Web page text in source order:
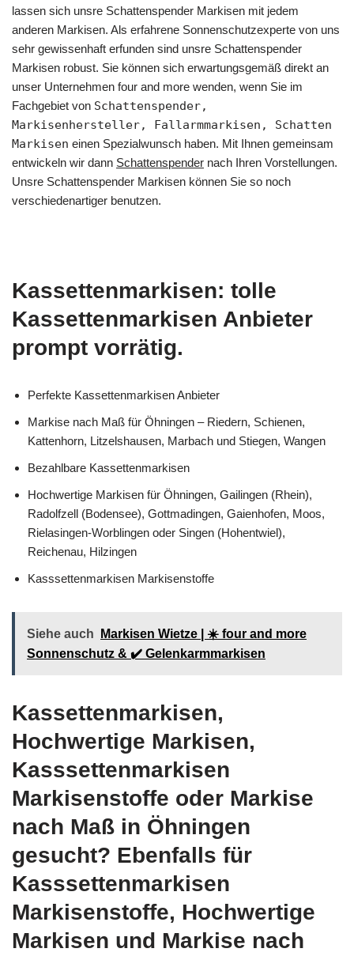
lassen sich unsre Schattenspender Markisen mit jedem
anderen Markisen. Als erfahrene Sonnenschutzexperte von uns
sehr gewissenhaft erfunden sind unsre Schattenspender
Markisen robust. Sie können sich erwartungsgemäß direkt an
unser Unternehmen four and more wenden, wenn Sie im
Fachgebiet von Schattenspender,
Markisenhersteller, Fallarmmarkisen, Schatten
Markisen einen Spezialwunsch haben. Mit Ihnen gemeinsam
entwickeln wir dann Schattenspender nach Ihren Vorstellungen.
Unsre Schattenspender Markisen können Sie so noch
verschiedenartiger benutzen.
Kassettenmarkisen: tolle
Kassettenmarkisen Anbieter
prompt vorrätig.
Perfekte Kassettenmarkisen Anbieter
Markise nach Maß für Öhningen – Riedern, Schienen,
Kattenhorn, Litzelshausen, Marbach und Stiegen, Wangen
Bezahlbare Kassettenmarkisen
Hochwertige Markisen für Öhningen, Gailingen (Rhein),
Radolfzell (Bodensee), Gottmadingen, Gaienhofen, Moos,
Rielasingen-Worblingen oder Singen (Hohentwiel),
Reichenau, Hilzingen
Kasssettenmarkisen Markisenstoffe
Siehe auch
Markisen Wietze | ☀️ four and more
Sonnenschutz & ✔️ Gelenkarmmarkisen
Kassettenmarkisen,
Hochwertige Markisen,
Kasssettenmarkisen
Markisenstoffe oder Markise
nach Maß in Öhningen
gesucht? Ebenfalls für
Kasssettenmarkisen
Markisenstoffe, Hochwertige
Markisen und Markise nach